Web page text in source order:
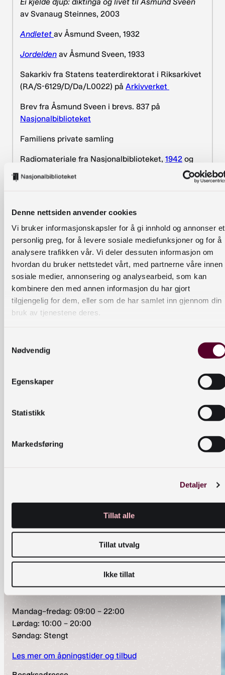
Denne nettsiden anvender cookies
Vi bruker informasjonskapsler for å gi innhold og annonser et
personlig preg, for å levere sosiale mediefunksjoner og for å
analysere trafikken vår. Vi deler dessuten informasjon om
hvordan du bruker nettstedet vårt, med partnerne våre innen
sosiale medier, annonsering og analysearbeid, som kan
kombinere den med annen informasjon du har gjort
tilgjengelig for dem, eller som de har samlet inn gjennom din
bruk av tjenestene deres.
Nødvendig
Egenskaper
Statistikk
Markedsføring
Detaljer
Tillat alle
Tillat utvalg
Ikke tillat
av Svanaug Steinnes, 2003
Andletet av Åsmund Sveen, 1932
Jordelden av Åsmund Sveen, 1933
Sakarkiv fra Statens teaterdirektorat i Riksarkivet
(RA/S-6129/D/Da/L0022) på Arkivverket
Brev fra Åsmund Sveen i brevs. 837 på
Nasjonalbiblioteket
Familiens private samling
Radiomateriale fra Nasjonalbiblioteket, 1942 og
“Purpurblomar har denne vin” iNorsk litterær
årbok. 1969
av Halldis Moren Vesaas
Reportasje fra okkupasjonen av Norge,9. april
1940
Omtale av Åsmund Sveen i avisene:
1932
1945
1945
før Great Garlic Girls, til
og med før ordet “drag”
gang, hadde vi en norsk
Hvor hardt er man
PODKASTEb
be
He
rtz
be
rg
Da en ung mann troppet
opp på døra hans med et
professoren nødt til å gå
nye veier for å redde sin
akademiske karriere.
Åpningstider
Mandag–fredag: 09:00 – 22:00
Lørdag: 10:00 – 20:00
Søndag: Stengt
Les mer om åpningstider og tilbud